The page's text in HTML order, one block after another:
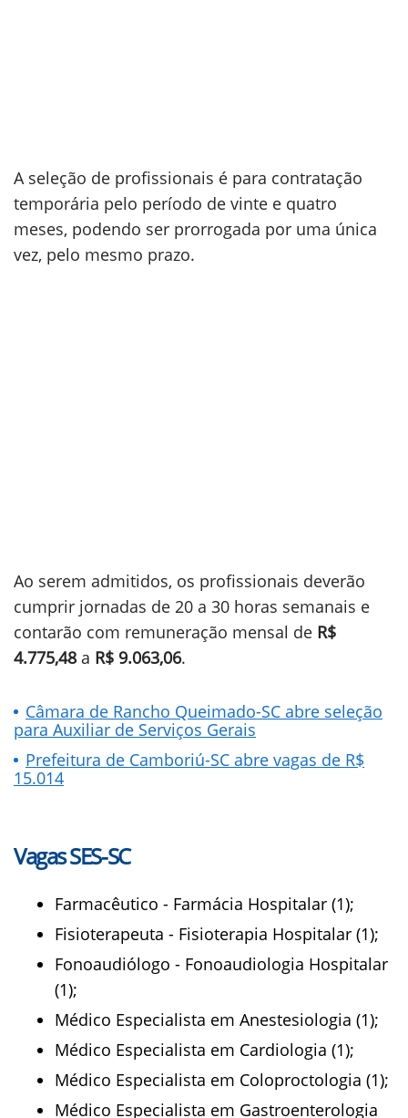
A seleção de profissionais é para contratação
temporária pelo período de vinte e quatro
meses, podendo ser prorrogada por uma única
vez, pelo mesmo prazo.
Ao serem admitidos, os profissionais deverão
cumprir jornadas de 20 a 30 horas semanais e
contarão com remuneração mensal de R$
4.775,48 a R$ 9.063,06.
Câmara de Rancho Queimado-SC abre seleção
para Auxiliar de Serviços Gerais
Prefeitura de Camboriú-SC abre vagas de R$
15.014
Vagas SES-SC
Farmacêutico - Farmácia Hospitalar (1);
Fisioterapeuta - Fisioterapia Hospitalar (1);
Fonoaudiólogo - Fonoaudiologia Hospitalar
(1);
Médico Especialista em Anestesiologia (1);
Médico Especialista em Cardiologia (1);
Médico Especialista em Coloproctologia (1);
Médico Especialista em Gastroenterologia